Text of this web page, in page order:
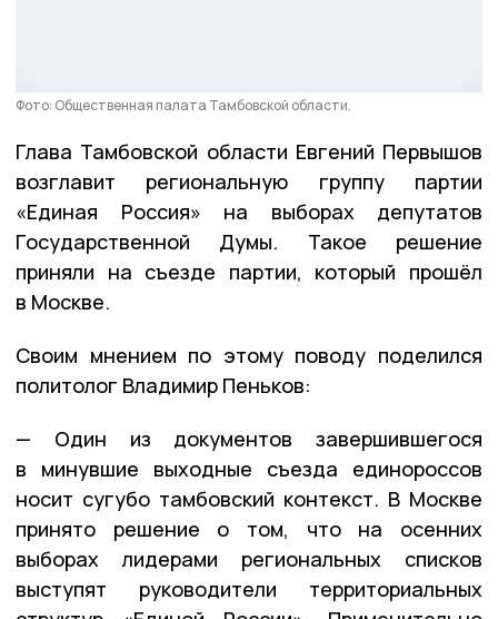
Фото: Общественная палата Тамбовской области.
Глава Тамбовской области Евгений Первышов
возглавит региональную группу партии
«Единая Россия» на выборах депутатов
Государственной Думы. Такое решение
приняли на съезде партии, который прошёл
в Москве.
Своим мнением по этому поводу поделился
политолог Владимир Пеньков:
— Один из документов завершившегося
в минувшие выходные съезда единороссов
носит сугубо тамбовский контекст. В Москве
принято решение о том, что на осенних
выборах лидерами региональных списков
выступят руководители территориальных